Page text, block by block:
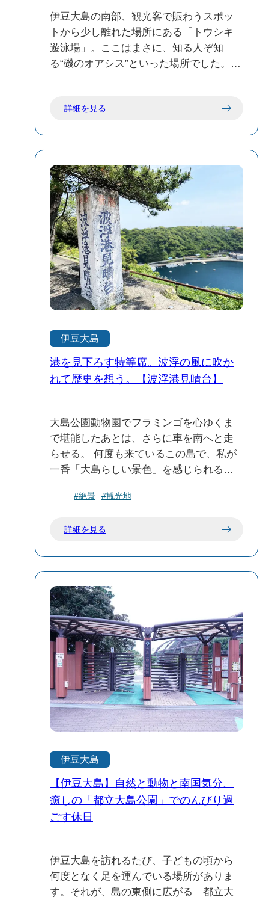
けなものだ。 「よし、パワーもらった。
明日からまた、ボチボチがんばるか」 心
地いい敗北感に似たスッキリした気持ち
で、私は車へと戻る。 大島のリピート
だ。
う表情を見せてくれる、大人にも刺さる
名スポットです。
伊豆大島の南部、観光客で賑わうスポッ
トから少し離れた場所にある「トウシキ
遊泳場」。ここはまさに、知る人ぞ知
る“磯のオアシス”といった場所でした。
がほとんど立たない穏やかな天然プール
くっきり見えるほど。これだけ澄んだ海
水は、なかなか本土では味わえません。
遊泳場の奥行きは思ったよりもあり、浅
瀬から深みまで幅があるため、小さなお
子さん連れのファミリーは浮き輪やライ
フジャケットの着用がおすすめ。実際、
私も泳ぎには自信がないのですが、ライ
フジャケットを着てシュノーケリングに
挑戦してみました。足がつかない深さで
も、視界いっぱいに広がる海の世界は本
当に感動的でした。 遊泳場から少し離れ
た場所には**キャンプ場（徒歩約250m）
**もあり、夏にはテント泊を楽しむ人の姿
も見られます。自然の音しかしないこの
観光地ではないけれど、大島の自然を素
直に楽しめるトウシキ海岸。人混みを避
けてのんびり過ごしたい旅には、ぜひル
ートに組み込んでほしいスポットです。
詳細を見る
伊豆大島
港を見下ろす特等席。波浮の風に吹か
れて歴史を想う。【波浮港見晴台】
大島公園動物園でフラミンゴを心ゆくま
で堪能したあとは、さらに車を南へと走
らせる。 何度も来ているこの島で、私が
一番「大島らしい景色」を感じられる大
降りると、目の前にパッと広がる藍色の
景。 「やっぱり、ここからの眺めは格別
と繋げ、港にしたという。 高台から見下
ろすと、その独特な地形がよくわかる。
自然のダイナミズムと、人間の執念が作
り上げた、まさに天然の良港。 見晴台の
片隅には、昭和の名曲「アンコ椿は恋の
花」の歌碑がひっそりと佇み、潮風に吹
かれている。観光地らしい情緒が、また
心地いい。 そして、港をじっと見下ろす
ように立っているのが、一つの銅像。
像」。 何度もここへ来ているうちに、私
も少し島の歴史に詳しくなった。 江戸時
代の寛政2年、この島にやってきた平六
は、わずかに海へ通じていた「波浮の
池」に着目した。そして幕府に願い出
人。重機なんてない時代に、たった5ヶ月
でこの巨大な土木工事を完了させたとい
う。さらにそのまま、この波浮港村の創
#絶景 #観光地
詳細を見る
伊豆大島
【伊豆大島】自然と動物と南国気分。
癒しの「都立大島公園」でのんびり過
ごす休日
伊豆大島を訪れるたび、子どもの頃から
何度となく足を運んでいる場所がありま
す。それが、島の東側に広がる「都立大